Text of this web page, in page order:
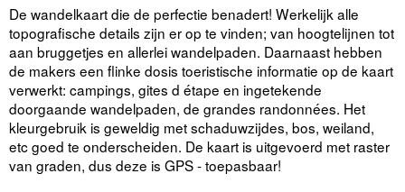
De wandelkaart die de perfectie benadert! Werkelijk alle
topografische details zijn er op te vinden; van hoogtelijnen tot
aan bruggetjes en allerlei wandelpaden. Daarnaast hebben
de makers een flinke dosis toeristische informatie op de kaart
verwerkt: campings, gites d étape en ingetekende
doorgaande wandelpaden, de grandes randonnées. Het
kleurgebruik is geweldig met schaduwzijdes, bos, weiland,
etc goed te onderscheiden. De kaart is uitgevoerd met raster
van graden, dus deze is GPS - toepasbaar!